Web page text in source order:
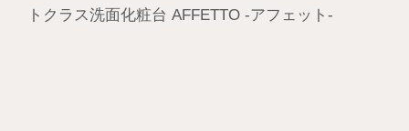
TOTOキッチン THE CRASSO -ザ・クラッソ‐